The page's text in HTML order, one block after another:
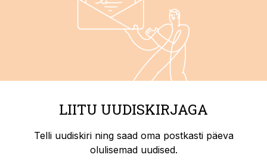
LIITU UUDISKIRJAGA
Telli uudiskiri ning saad oma postkasti päeva
olulisemad uudised.